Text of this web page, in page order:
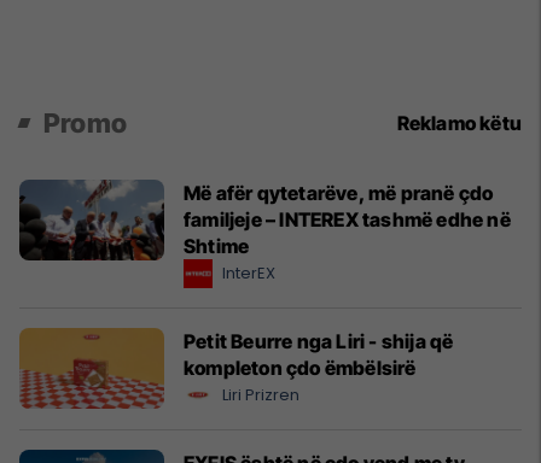
Promo Reklamo këtu
Më afër qytetarëve, më pranë çdo
familjeje – INTEREX tashmë edhe në
Shtime
InterEX
Petit Beurre nga Liri - shija që
kompleton çdo ëmbëlsirë
Liri Prizren